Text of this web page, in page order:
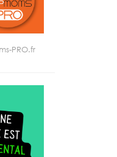
PRO.fr